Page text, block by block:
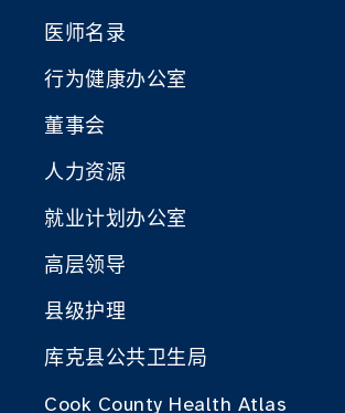
医师名录
行为健康办公室
董事会
人力资源
就业计划办公室
高层领导
县级护理
库克县公共卫生局
Cook County Health Atlas